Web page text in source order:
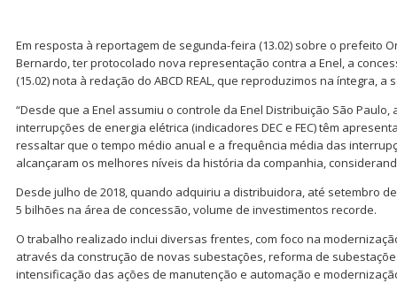
Em resposta à reportagem de segunda-feira (13.02) sobre o prefeito
Bernardo, ter protocolado nova representação contra a Enel, a
(15.02) nota à redação do ABCD REAL, que reproduzimos na íntegra, a
“Desde que a Enel assumiu o controle da Enel Distribuição São
interrupções de energia elétrica (indicadores DEC e FEC) têm
ressaltar que o tempo médio anual e a frequência média das
alcançaram os melhores níveis da história da companhia,
Desde julho de 2018, quando adquiriu a distribuidora, até setembro
5 bilhões na área de concessão, volume de investimentos recorde.
O trabalho realizado inclui diversas frentes, com foco na
através da construção de novas subestações, reforma de
intensificação das ações de manutenção e automação e